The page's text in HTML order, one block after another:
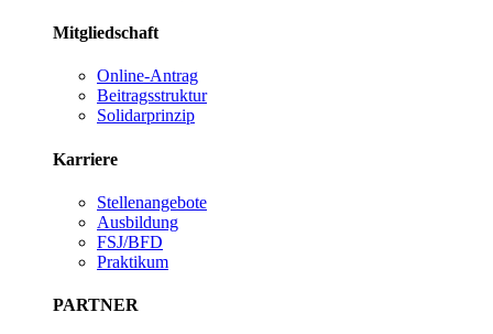
Mitgliedschaft
Online-Antrag
Beitragsstruktur
Solidarprinzip
Karriere
Stellenangebote
Ausbildung
FSJ/BFD
Praktikum
PARTNER